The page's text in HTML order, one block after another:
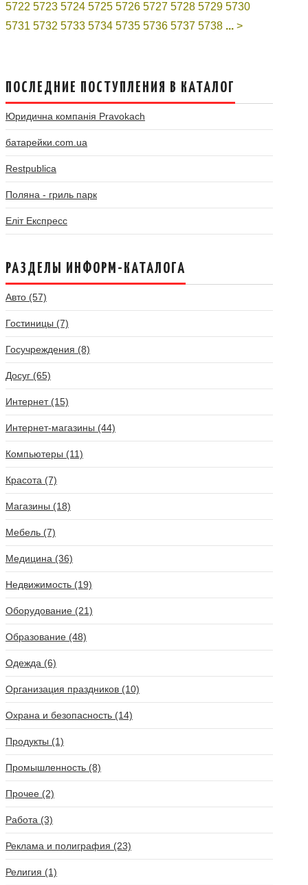
5722 5723 5724 5725 5726 5727 5728 5729 5730
5731 5732 5733 5734 5735 5736 5737 5738 ... >
ПОСЛЕДНИЕ ПОСТУПЛЕНИЯ В КАТАЛОГ
Юридична компанія Pravokach
батарейки.com.ua
Restpublica
Поляна - гриль парк
Еліт Експресс
РАЗДЕЛЫ ИНФОРМ-КАТАЛОГА
Авто (57)
Гостиницы (7)
Госучреждения (8)
Досуг (65)
Интернет (15)
Интернет-магазины (44)
Компьютеры (11)
Красота (7)
Магазины (18)
Мебель (7)
Медицина (36)
Недвижимость (19)
Оборудование (21)
Образование (48)
Одежда (6)
Организация праздников (10)
Охрана и безопасность (14)
Продукты (1)
Промышленность (8)
Прочее (2)
Работа (3)
Реклама и полиграфия (23)
Религия (1)